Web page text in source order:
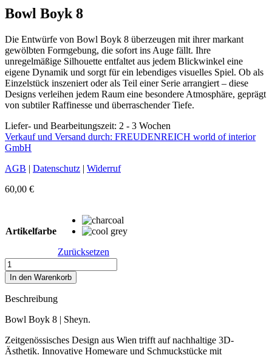
Bowl Boyk 8
Die Entwürfe von Bowl Boyk 8 überzeugen mit ihrer markant
gewölbten Formgebung, die sofort ins Auge fällt. Ihre
unregelmäßige Silhouette entfaltet aus jedem Blickwinkel eine
eigene Dynamik und sorgt für ein lebendiges visuelles Spiel. Ob als
Einzelstück inszeniert oder als Teil einer Serie arrangiert – diese
Designs verleihen jedem Raum eine besondere Atmosphäre, geprägt
von subtiler Raffinesse und überraschender Tiefe.
Liefer- und Bearbeitungszeit: 2 - 3 Wochen
Verkauf und Versand durch: FREUDENREICH world of interior
GmbH
AGB | Datenschutz | Widerruf
60,00 €
Artikelfarbe
Zurücksetzen
Bowl
Boyk
8
Menge
In den Warenkorb
Beschreibung
Bowl Boyk 8 | Sheyn.
Zeitgenössisches Design aus Wien trifft auf nachhaltige 3D-
Ästhetik. Innovative Homeware und Schmuckstücke mit